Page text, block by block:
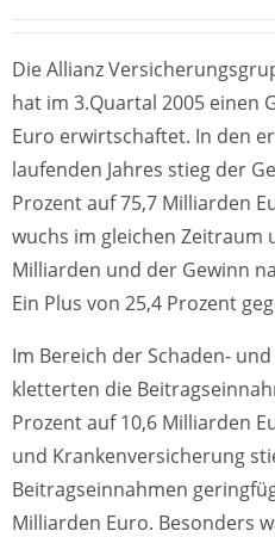
Die Allianz
hat im 3.Quartal 2005 einen
Euro erwirtschaftet. In den
laufenden Jahres stieg der
Prozent auf 75,7 Milliarden
wuchs im gleichen Zeitraum
Milliarden und der Gewinn
Ein Plus von 25,4 Prozent
Im Bereich der Schaden-
kletterten die
Prozent auf 10,6 Milliarden
und Krankenversicherung
Beitragseinnahmen
Milliarden Euro. Besonders